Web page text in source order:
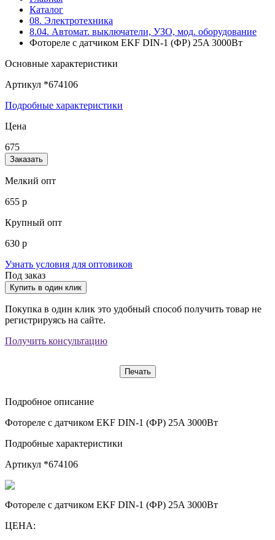
Каталог
08. Электротехника
8.04. Автомат. выключатели, УЗО, мод. оборудование
Фотореле с датчиком EKF DIN-1 (ФР) 25A 3000Вт
Основные характеристики
Артикул *674106
Подробные характеристики
Цена
675
Заказать
Мелкий опт
655 р
Крупный опт
630 р
Узнать условия для оптовиков
Под заказ
Купить в один клик
Покупка в один клик это удобный способ получить товар не
регистрируясь на сайте.
Получить консультацию
Печать
Подробное описание
Фотореле с датчиком EKF DIN-1 (ФР) 25A 3000Вт
Подробные характеристики
Артикул *674106
Фотореле с датчиком EKF DIN-1 (ФР) 25A 3000Вт
ЦЕНА: